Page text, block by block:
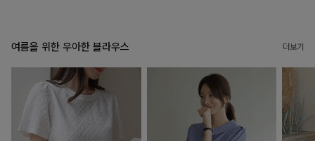
여름을 위한 우아한 블라우스 더보기